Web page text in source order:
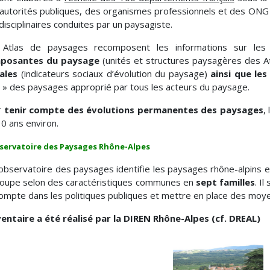
publiques, des organismes professionnels et des
conduites par un paysagiste.
de paysages recomposent les informations sur
du paysage (unités et structures paysagères des
(indicateurs sociaux d’évolution du paysage) ainsi que
» des paysages approprié par tous les acteurs du paysage.
tenir compte des évolutions permanentes des paysages,
ans environ.
des Paysages Rhône-Alpes
des paysages identifie les paysages rhône-alpins
selon des caractéristiques communes en sept familles. Il
dans les politiques publiques et mettre en place des
a été réalisé par la DIREN Rhône-Alpes (cf. DREAL)